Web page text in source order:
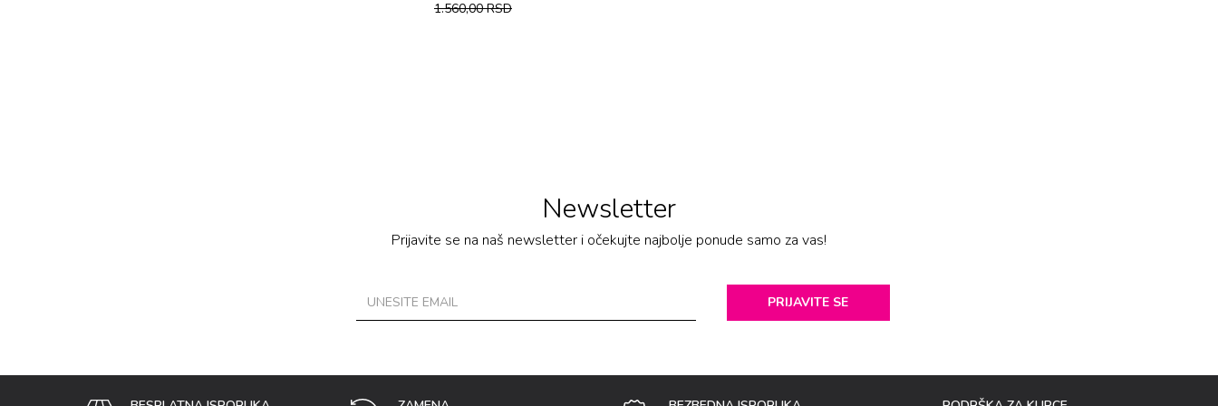
1.560,00RSD
Newsletter
Prijavite se na naš newsletter i očekujte najbolje ponude samo za vas!
PRIJAVITE SE